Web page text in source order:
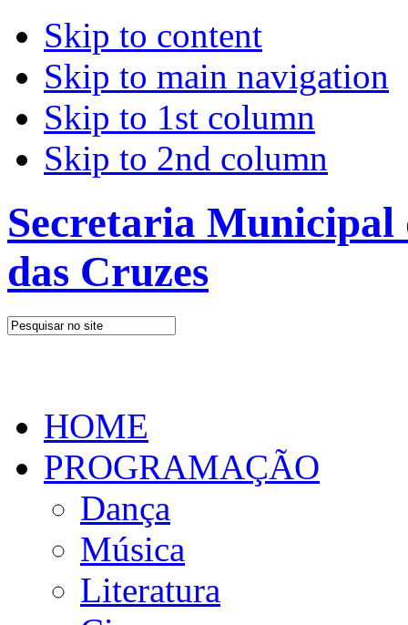
Skip to content
Skip to main navigation
Skip to 1st column
Skip to 2nd column
Secretaria
das Cruzes
HOME
PROGRAMAÇÃO
Dança
Música
Literatura